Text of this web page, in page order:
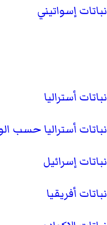
نباتات إسواتيني
نباتات أستراليا
نباتات أستراليا حسب
نباتات إسرائيل
نباتات أفريقيا